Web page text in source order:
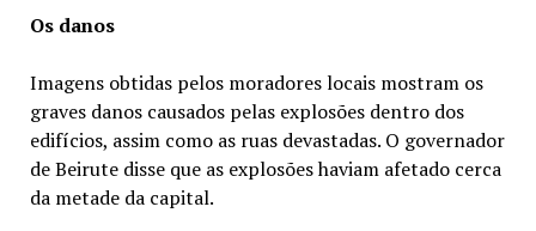
Os danos
Imagens obtidas pelos moradores locais mostram os
graves danos causados pelas explosões dentro dos
edifícios, assim como as ruas devastadas. O governador
de Beirute disse que as explosões haviam afetado cerca
da metade da capital.